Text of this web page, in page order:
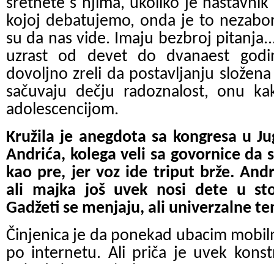
sretnete s njima, ukoliko je
kojoj debatujemo, onda je to
su da nas vide. Imaju bezbroj
uzrast od devet do dvanaest
dovoljno zreli da postavljanju
sačuvaju dečju radoznalost, onu
adolescencijom.
Kružila je anegdota sa kongresa u
Andrića, kolega veli sa govornice da
kao pre, jer voz ide triput brže.
ali majka još uvek nosi dete u
Gadžeti se menjaju, ali univerzalne
Činjenica je da ponekad ubacim
po internetu. Ali priča je uvek